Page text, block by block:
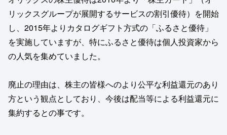
リックスグループが展開するサービスの割引優待）を開始
し、2015年よりカタログギフト方式の「ふるさと優待」
を実施していますが、特にふるさと優待は個人投資家から
の人気を集めていました。
廃止の理由は、株主の皆様へのより公平な利益還元のあり
方という観点としており、今後は配当等による利益還元に
集約するとの事です。